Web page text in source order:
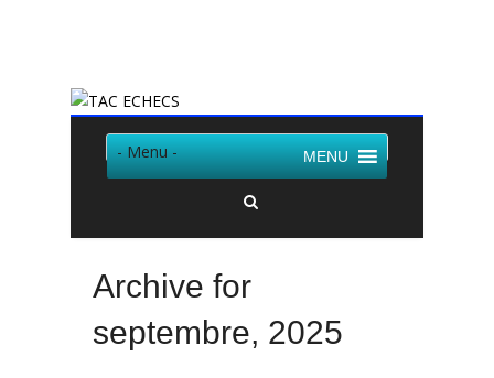
- Menu - MENU
Archive for
septembre, 2025